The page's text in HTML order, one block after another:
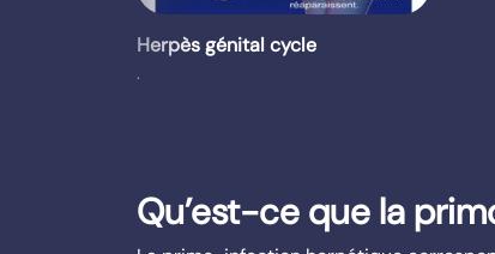
Herpès génital cycle
.
Qu’est-ce que la